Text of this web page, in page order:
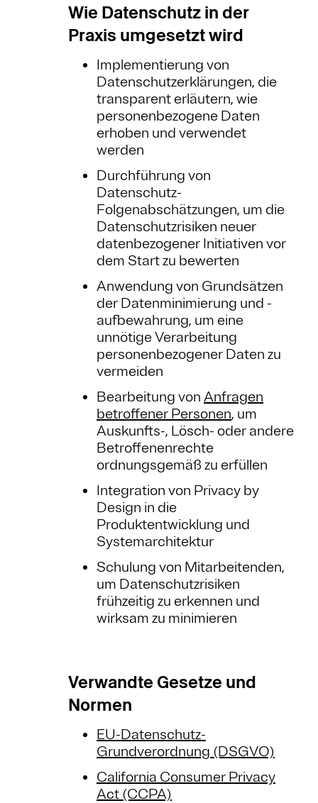
Wie Datenschutz in der
Praxis umgesetzt wird
Implementierung von
Datenschutzerklärungen, die
transparent erläutern, wie
personenbezogene Daten
erhoben und verwendet
werden
Durchführung von
Datenschutz-
Folgenabschätzungen, um die
Datenschutzrisiken neuer
datenbezogener Initiativen vor
dem Start zu bewerten
Anwendung von Grundsätzen
der Datenminimierung und -
aufbewahrung, um eine
unnötige Verarbeitung
personenbezogener Daten zu
vermeiden
Bearbeitung von Anfragen
betroffener Personen, um
Auskunfts-, Lösch- oder andere
Betroffenenrechte
ordnungsgemäß zu erfüllen
Integration von Privacy by
Design in die
Produktentwicklung und
Systemarchitektur
Schulung von Mitarbeitenden,
um Datenschutzrisiken
frühzeitig zu erkennen und
wirksam zu minimieren
Verwandte Gesetze und
Normen
EU-Datenschutz-
Grundverordnung (DSGVO)
California Consumer Privacy
Act (CCPA)